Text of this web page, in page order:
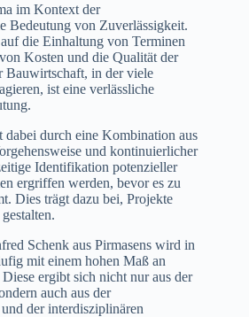
im Kontext der
Bedeutung von Zuverlässigkeit.
die Einhaltung von Terminen
Kosten und die Qualität der
Bauwirtschaft, in der viele
ist eine verlässliche
dabei durch eine Kombination aus
und kontinuierlicher
Identifikation potenzieller
ergriffen werden, bevor es zu
Dies trägt dazu bei, Projekte
Schenk aus Pirmasens wird in
mit einem hohen Maß an
ergibt sich nicht nur aus der
auch aus der
der interdisziplinären